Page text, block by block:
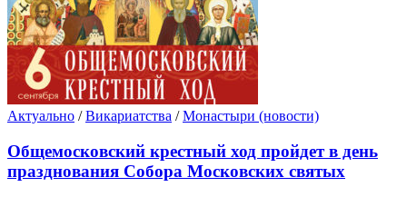
Актуально /Викариатства /Монастыри (новости)
Общемосковский крестный ход пройдет в день
празднования Собора Московских святых